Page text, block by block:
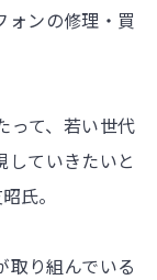
ォンの修理・買
って、若い世代
していきたいと
氏。
取り組んでいる